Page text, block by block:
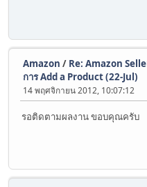
Amazon / Re: Amazon
การ Add a Product (22-Jul)
14 พฤศจิกายน 2012, 10:07:12
รอติดตามผลงาน ขอบคุณครับ